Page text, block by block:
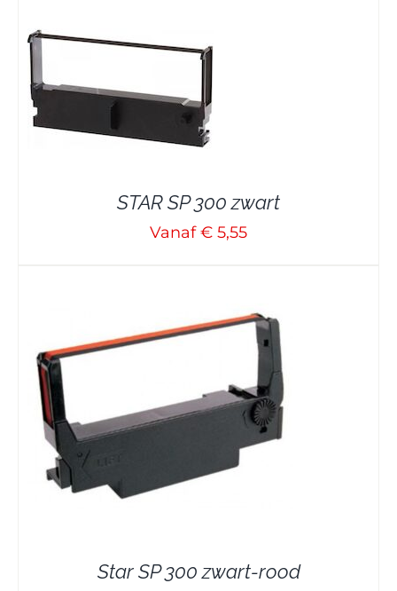
STAR SP 300 zwart
Vanaf € 5,55
Star SP 300 zwart-rood